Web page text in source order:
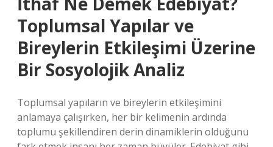
Toplumsal Yapılar ve
Bireylerin Etkileşimi Üzerine
Bir Sosyolojik Analiz
Toplumsal yapıların ve bireylerin etkileşimini
anlamaya çalışırken, her bir kelimenin ardında
toplumu şekillendiren derin dinamiklerin olduğunu